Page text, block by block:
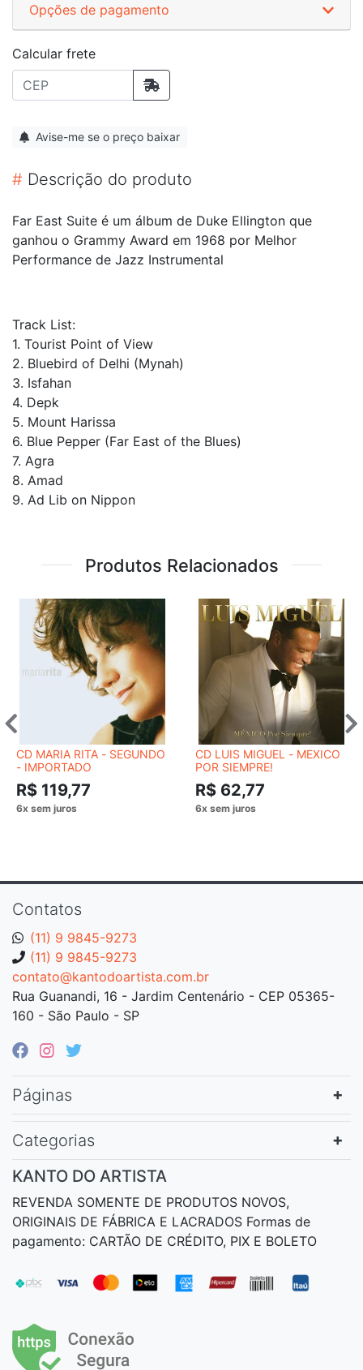
Opções de pagamento
Calcular frete
Avise-me se o preço baixar
# Descrição do produto
Far East Suite é um álbum de Duke Ellington que
ganhou o Grammy Award em 1968 por Melhor
Performance de Jazz Instrumental
Track List:
1. Tourist Point of View
2. Bluebird of Delhi (Mynah)
3. Isfahan
4. Depk
5. Mount Harissa
6. Blue Pepper (Far East of the Blues)
7. Agra
8. Amad
9. Ad Lib on Nippon
Produtos Relacionados
CD MARIA RITA ‎- SEGUNDO
- IMPORTADO
R$ 119,77
CD LUIS MIGUEL - MEXICO
POR SIEMPRE!
R$ 62,77
Contatos
(11) 9 9845-9273
(11) 9 9845-9273
contato@kantodoartista.com.br
Rua Guanandi, 16 - Jardim Centenário - CEP 05365-
160 - São Paulo - SP
Páginas
Categorias
KANTO DO ARTISTA
REVENDA SOMENTE DE PRODUTOS NOVOS,
ORIGINAIS DE FÁBRICA E LACRADOS Formas de
pagamento: CARTÃO DE CRÉDITO, PIX E BOLETO